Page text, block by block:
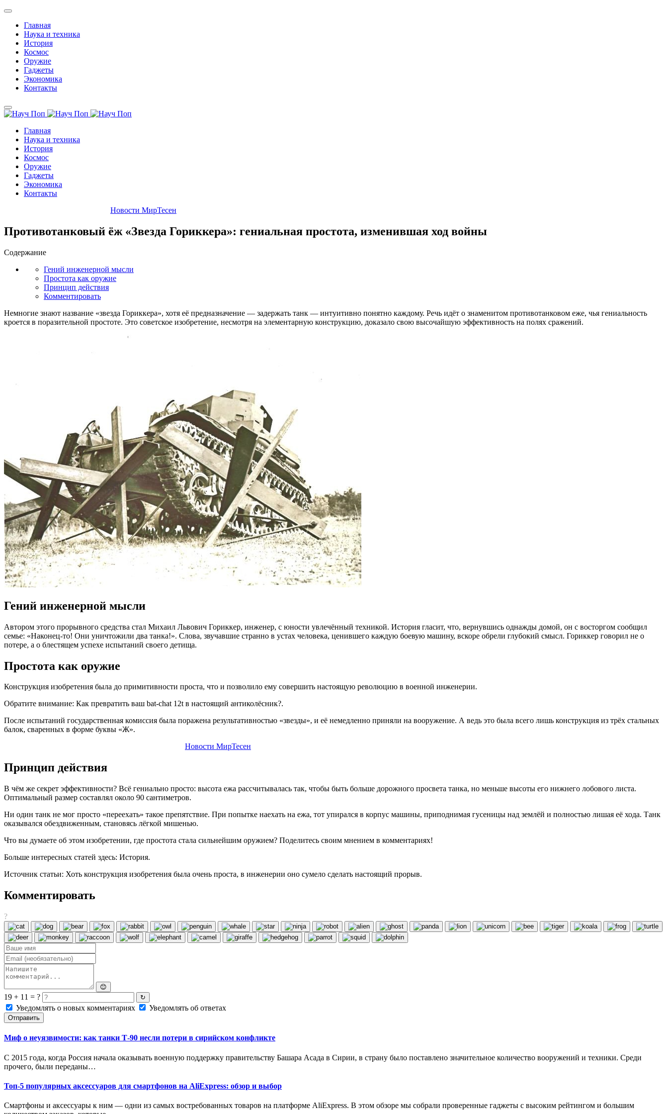
Главная
Наука и техника
История
Космос
Оружие
Гаджеты
Экономика
Контакты
Главная
Наука и техника
История
Космос
Оружие
Гаджеты
Экономика
Контакты
Новости МирТесен
Противотанковый ёж «Звезда Гориккера»: гениальная простота, изменившая ход войны
Содержание
Гений инженерной мысли
Простота как оружие
Принцип действия
Комментировать
Немногие знают название «звезда Гориккера», хотя её предназначение — задержать танк — интуитивно понятно каждому. Речь идёт о знаменитом противотанковом еже, чья гениальность
кроется в поразительной простоте. Это советское изобретение, несмотря на элементарную конструкцию, доказало свою высочайшую эффективность на полях сражений.
Гений инженерной мысли
Автором этого прорывного средства стал Михаил Львович Гориккер, инженер, с юности увлечённый техникой. История гласит, что, вернувшись однажды домой, он с восторгом сообщил
семье: «Наконец-то! Они уничтожили два танка!». Слова, звучавшие странно в устах человека, ценившего каждую боевую машину, вскоре обрели глубокий смысл. Гориккер говорил не о
потере, а о блестящем успехе испытаний своего детища.
Простота как оружие
Конструкция изобретения была до примитивности проста, что и позволило ему совершить настоящую революцию в военной инженерии.
Обратите внимание: Как превратить ваш bat-chat 12t в настоящий антиколёсник?.
После испытаний государственная комиссия была поражена результативностью «звезды», и её немедленно приняли на вооружение. А ведь это была всего лишь конструкция из трёх стальных
балок, сваренных в форме буквы «Ж».
Новости МирТесен
Принцип действия
В чём же секрет эффективности? Всё гениально просто: высота ежа рассчитывалась так, чтобы быть больше дорожного просвета танка, но меньше высоты его нижнего лобового листа.
Оптимальный размер составлял около 90 сантиметров.
Ни один танк не мог просто «переехать» такое препятствие. При попытке наехать на ежа, тот упирался в корпус машины, приподнимая гусеницы над землёй и полностью лишая её хода. Танк
оказывался обездвиженным, становясь лёгкой мишенью.
Что вы думаете об этом изобретении, где простота стала сильнейшим оружием? Поделитесь своим мнением в комментариях!
Больше интересных статей здесь: История.
Источник статьи: Хоть конструкция изобретения была очень проста, в инженерии оно сумело сделать настоящий прорыв.
Комментировать
?
😊
19 + 11 = ? ↻
Уведомлять о новых комментариях Уведомлять об ответах
Отправить
Миф о неуязвимости: как танки Т-90 несли потери в сирийском конфликте
С 2015 года, когда Россия начала оказывать военную поддержку правительству Башара Асада в Сирии, в страну было поставлено значительное количество вооружений и техники. Среди
прочего, были переданы…
Топ-5 популярных аксессуаров для смартфонов на AliExpress: обзор и выбор
Смартфоны и аксессуары к ним — одни из самых востребованных товаров на платформе AliExpress. В этом обзоре мы собрали проверенные гаджеты с высоким рейтингом и большим